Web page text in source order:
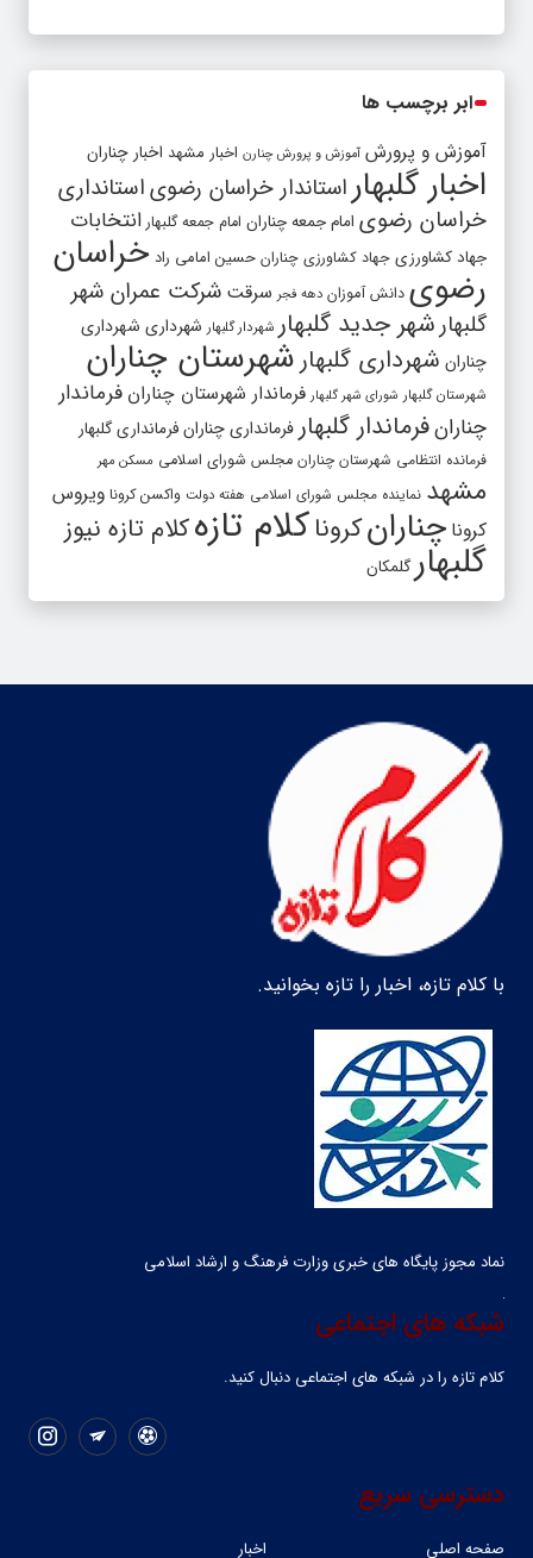
ابر برچسب ها
آموزش و پرورش آموزش و پرورش چنارن اخبار مشهد اخبار چناران
اخبار گلبهار استاندار خراسان رضویاستانداری
خراسان رضوی امام جمعه چناران امام جمعه گلبهار انتخابات
جهاد کشاورزی جهاد کشاورزی چناران حسین امامی راد خراسان
رضوی دانش آموزان دهه فجر سرقت شرکت عمران شهر
گلبهارشهر جدید گلبهار شهردار گلبهار شهرداری شهرداری
چناران شهرداری گلبهار شهرستان چناران
شهرستان گلبهار شورای شهر گلبهار فرماندار شهرستان چناران فرماندار
چنارانفرماندار گلبهار فرمانداری چنارانفرمانداری گلبهار
فرمانده انتظامی شهرستان چناران مجلس شورای اسلامی مسکن مهر
مشهد نماینده مجلس شورای اسلامی هفته دولت واکسن کرونا ویروس
کرونا چنارانکروناکلام تازهکلام تازه نیوز
گلبهارگلمکان
با کلام تازه، اخبار را تازه بخوانید.
نماد مجوز پایگاه های خبری وزارت فرهنگ و ارشاد اسلامی
شبکه های اجتماعی
کلام تازه را در شبکه ‌های اجتماعی دنبال کنید.
دسترسی سریع
صفحه اصلی اخبار